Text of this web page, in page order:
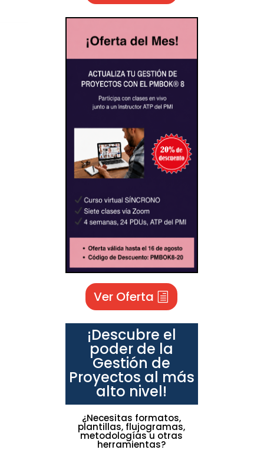
Ver Oferta
¡Descubre el
poder de la
Gestión de
Proyectos al más
alto nivel!
¿Necesitas formatos,
plantillas, flujogramas,
metodologías u otras
herramientas?